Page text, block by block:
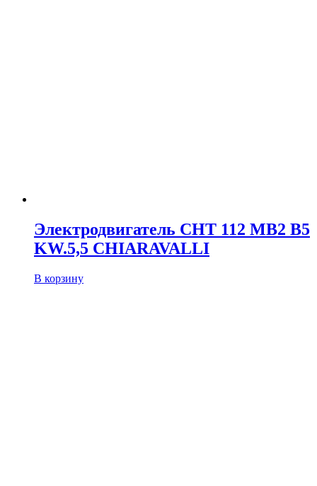
Электродвигатель CHT 112 MB2 B5
KW.5,5 CHIARAVALLI
В корзину